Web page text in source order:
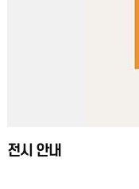
전시 안내